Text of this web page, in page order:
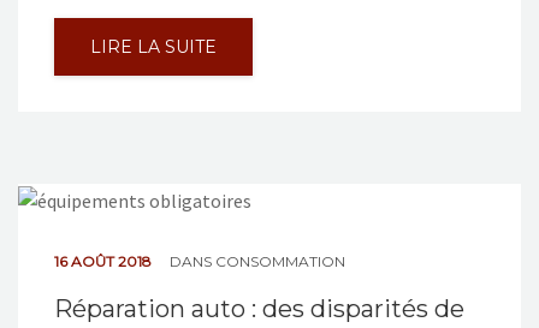
LIRE LA SUITE
16 AOÛT 2018 DANS CONSOMMATION
Réparation auto : des disparités de